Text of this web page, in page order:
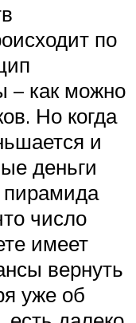
по
– как можно
Но когда
и
деньги
пирамида
число
имеет
вернуть
уже об